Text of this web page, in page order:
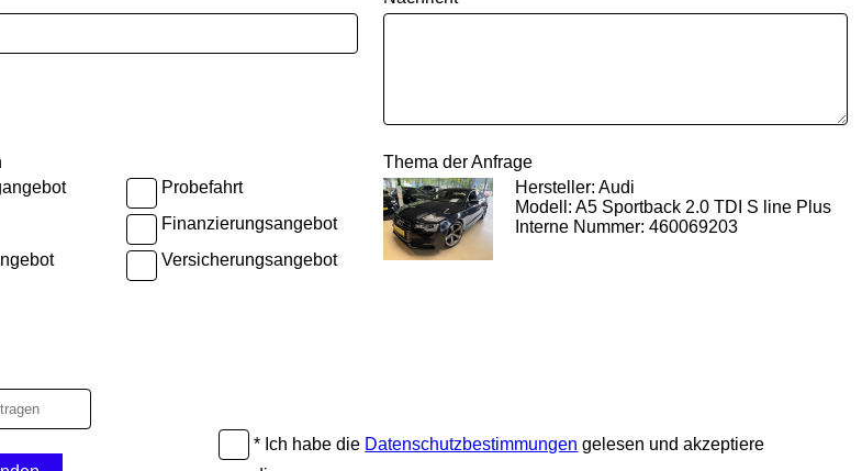
Probefahrt
Finanzierungsangebot
Versicherungsangebot
Thema der Anfrage
Hersteller: Audi
Modell: A5 Sportback 2.0 TDI S line Plus
Interne Nummer: 460069203
* Ich habe die Datenschutzbestimmungen gelesen und akzeptiere